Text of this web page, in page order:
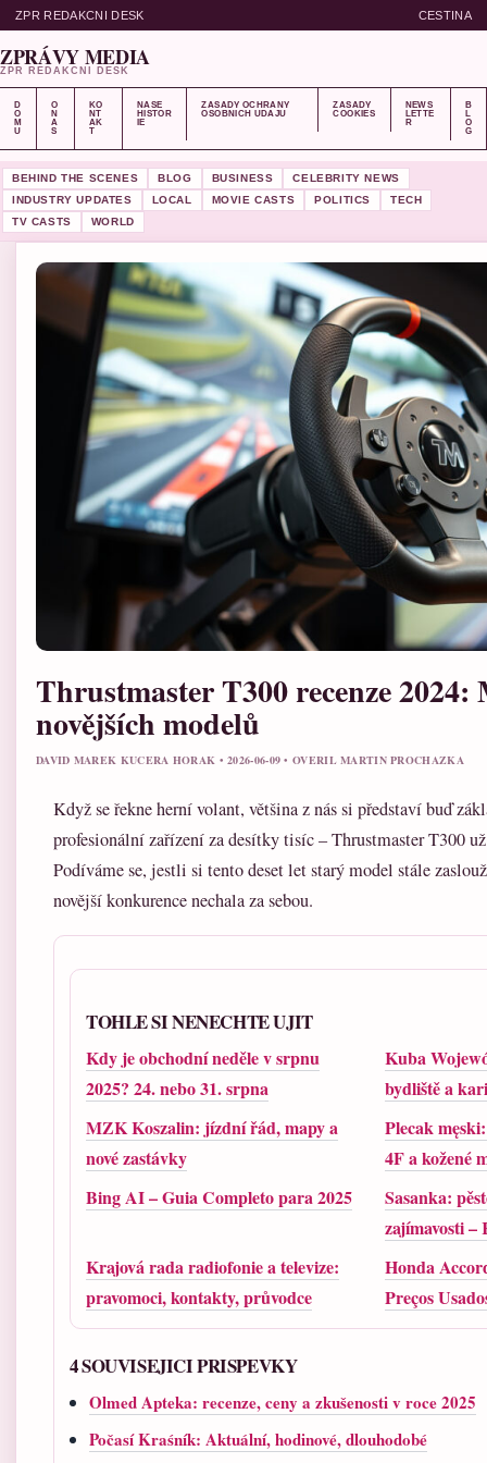
ZPR REDAKCNI DESK CESTINA
ZPRÁVY MEDIA
ZPR REDAKCNI DESK
D
O
M
U
O
N
A
S
KO
NT
AK
T
NASE
HISTOR
IE
ZASADY OCHRANY
OSOBNICH UDAJU
ZASADY
COOKIES
NEWS
LETTE
R
B
L
O
G
BEHIND THE SCENES BLOG BUSINESS
CELEBRITY NEWS
INDUSTRY UPDATES
LOCAL MOVIE CASTS POLITICS
TECH
TV CASTS
WORLD
Thrustmaster T300 recenze 2024:
novějších modelů
DAVID MAREK KUCERA HORAK • 2026-06-09 • OVERIL MARTIN PROCHAZKA
Když se řekne herní volant, většina z nás si představí buď
profesionální zařízení za desítky tisíc – Thrustmaster T300
Podíváme se, jestli si tento deset let starý model stále
novější konkurence nechala za sebou.
TOHLE SI NENECHTE UJIT
Kdy je obchodní neděle v srpnu
2025? 24. nebo 31. srpna
Kuba
bydliště a
MZK Koszalin: jízdní řád, mapy a
nové zastávky
Plecak
4F a kožené
Bing AI – Guia Completo para 2025
Sasanka:
zajímavosti –
Krajová rada radiofonie a televize:
pravomoci, kontakty, průvodce
Honda
Preços
4 SOUVISEJICI PRISPEVKY
Olmed Apteka: recenze, ceny a zkušenosti v roce 2025
Počasí Kraśník: Aktuální, hodinové, dlouhodobé